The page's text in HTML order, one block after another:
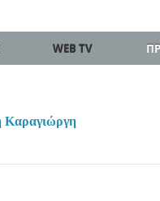
WEB TV
Καραγιώργη